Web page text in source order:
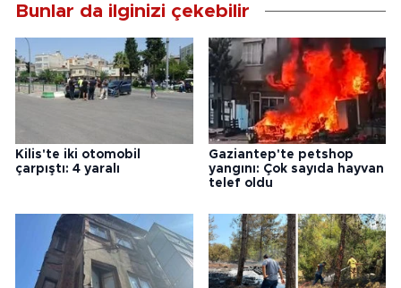
Bunlar da ilginizi çekebilir
Kilis'te iki otomobil
çarpıştı: 4 yaralı
Gaziantep'te petshop
yangını: Çok sayıda hayvan
telef oldu